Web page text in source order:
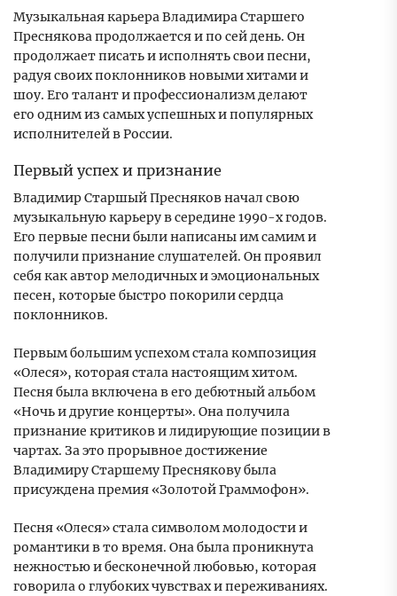
Музыкальная карьера Владимира Старшего
Преснякова продолжается и по сей день. Он
продолжает писать и исполнять свои песни,
радуя своих поклонников новыми хитами и
шоу. Его талант и профессионализм делают
его одним из самых успешных и популярных
исполнителей в России.
Первый успех и признание
Владимир Старшый Пресняков начал свою
музыкальную карьеру в середине 1990-х годов.
Его первые песни были написаны им самим и
получили признание слушателей. Он проявил
себя как автор мелодичных и эмоциональных
песен, которые быстро покорили сердца
поклонников.
Первым большим успехом стала композиция
«Олеся», которая стала настоящим хитом.
Песня была включена в его дебютный альбом
«Ночь и другие концерты». Она получила
признание критиков и лидирующие позиции в
чартах. За это прорывное достижение
Владимиру Старшему Преснякову была
присуждена премия «Золотой Граммофон».
Песня «Олеся» стала символом молодости и
романтики в то время. Она была проникнута
нежностью и бесконечной любовью, которая
говорила о глубоких чувствах и переживаниях.